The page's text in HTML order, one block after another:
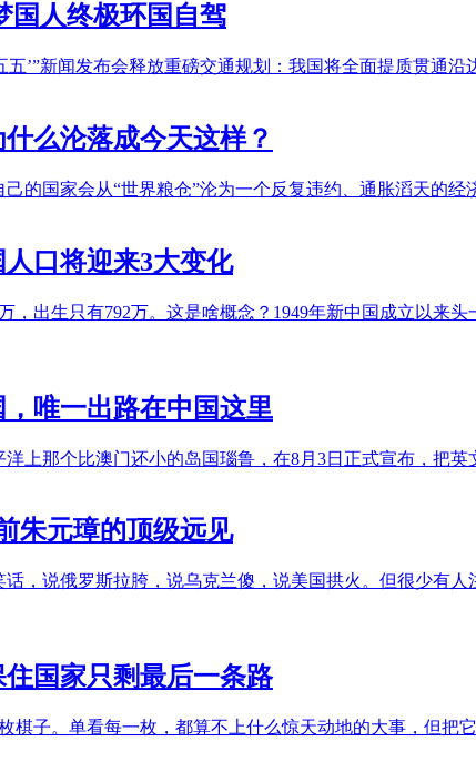
国人终极环国自驾
’”新闻发布会释放重磅交通规划：我国将全面提质贯通沿
么沦落成今天这样？
的国家会从“世界粮仓”沦为一个反复违约、通胀滔天的经
口将迎来3大变化
，出生只有792万。这是啥概念？1949年新中国成立以来
唯一出路在中国这里
那个比澳门还小的岛国瑙鲁，在8月3日正式宣布，把英
朱元璋的顶级远见
，说俄罗斯拉胯，说乌克兰傻，说美国拱火。但很少有
国家只剩最后一条路
棋子。单看每一枚，都算不上什么惊天动地的大事，但把